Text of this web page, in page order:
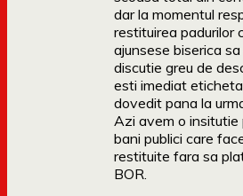
dar la momentul
restituirea padurilor
ajunsese biserica
discutie greu de
esti imediat
dovedit pana la
Azi avem o
bani publici care
restituite fara sa
BOR.